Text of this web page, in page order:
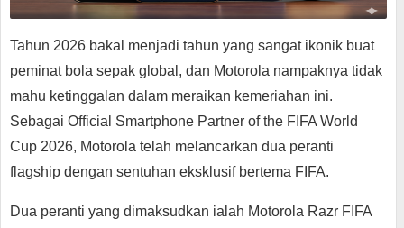
Tahun 2026 bakal menjadi tahun yang sangat ikonik buat
peminat bola sepak global, dan Motorola nampaknya tidak
mahu ketinggalan dalam meraikan kemeriahan ini.
Sebagai Official Smartphone Partner of the FIFA World
Cup 2026, Motorola telah melancarkan dua peranti
flagship dengan sentuhan eksklusif bertema FIFA.
Dua peranti yang dimaksudkan ialah Motorola Razr FIFA